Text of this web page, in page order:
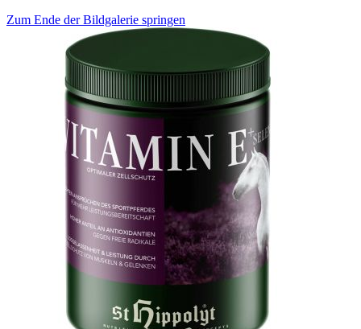
Zum Ende der Bildgalerie springen